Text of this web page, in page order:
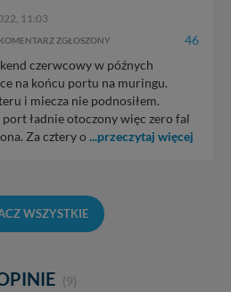
11:03
KOMENTARZ ZGŁOSZONY 46
czerwcowy w późnych
na końcu portu na muringu.
i miecza nie podnosiłem.
ładnie otoczony więc zero fal
Za cztery o ...przeczytaj więcej
WSZYSTKIE
(9)